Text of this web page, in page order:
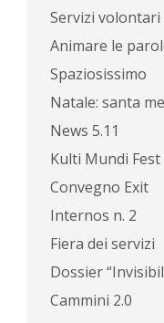
Servizi volontari
Animare le
Spaziosissimo
Natale: santa
News 5.11
Kulti Mundi Fest
Convegno Exit
Internos n. 2
Fiera dei servizi
Dossier
Cammini 2.0